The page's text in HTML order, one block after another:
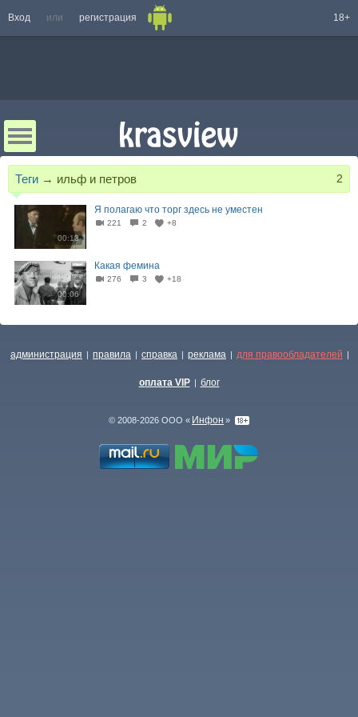
Вход или регистрация 18+
Теги → ильф и петров 2
00:13
Я полагаю что торг здесь не уместен
221 2 +8
00:06
Какая фемина
276 3 +18
администрация | правила | справка | реклама | для правообладателей |
оплата VIP | блог
© 2008-2026 ООО « Инфон »